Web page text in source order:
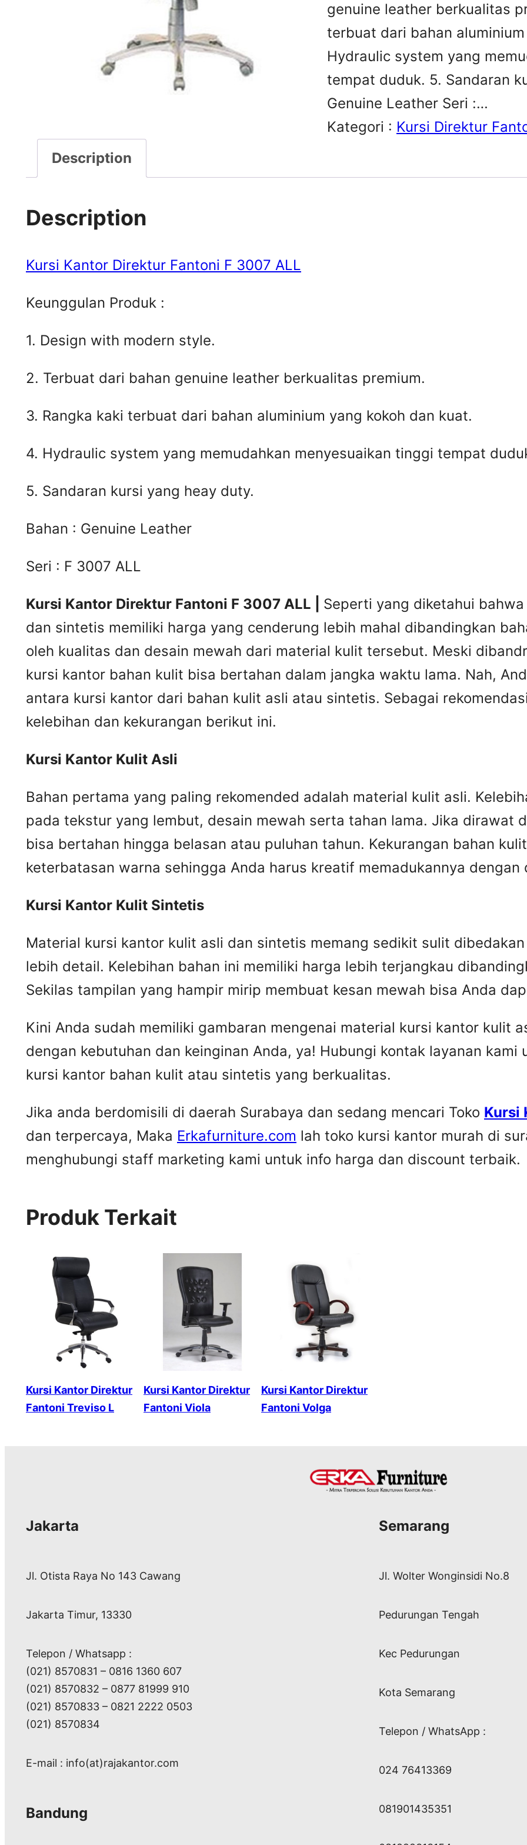
genuine leather berkualitas
terbuat dari bahan
Hydraulic system yang
tempat duduk. 5. Sandaran
Genuine Leather Seri :…
Kategori : Kursi Direktur
Description
Description
Kursi Kantor Direktur Fantoni F 3007 ALL
Keunggulan Produk :
1. Design with modern style.
2. Terbuat dari bahan genuine leather berkualitas premium.
3. Rangka kaki terbuat dari bahan aluminium yang kokoh dan kuat.
4. Hydraulic system yang memudahkan menyesuaikan tinggi tempat
5. Sandaran kursi yang heay duty.
Bahan : Genuine Leather
Seri : F 3007 ALL
Kursi Kantor Direktur Fantoni F 3007 ALL | Seperti yang diketahui
dan sintetis memiliki harga yang cenderung lebih mahal dibandingkan
oleh kualitas dan desain mewah dari material kulit tersebut. Meski
kursi kantor bahan kulit bisa bertahan dalam jangka waktu lama. Nah,
antara kursi kantor dari bahan kulit asli atau sintetis. Sebagai
kelebihan dan kekurangan berikut ini.
Kursi Kantor Kulit Asli
Bahan pertama yang paling rekomended adalah material kulit asli.
pada tekstur yang lembut, desain mewah serta tahan lama. Jika dirawat
bisa bertahan hingga belasan atau puluhan tahun. Kekurangan bahan
keterbatasan warna sehingga Anda harus kreatif memadukannya
Kursi Kantor Kulit Sintetis
Material kursi kantor kulit asli dan sintetis memang sedikit sulit
lebih detail. Kelebihan bahan ini memiliki harga lebih terjangkau
Sekilas tampilan yang hampir mirip membuat kesan mewah bisa Anda
Kini Anda sudah memiliki gambaran mengenai material kursi kantor kulit
dengan kebutuhan dan keinginan Anda, ya! Hubungi kontak layanan kami
kursi kantor bahan kulit atau sintetis yang berkualitas.
Jika anda berdomisili di daerah Surabaya dan sedang mencari Toko Kursi
dan terpercaya, Maka Erkafurniture.com lah toko kursi kantor murah di
menghubungi staff marketing kami untuk info harga dan discount terbaik.
Produk Terkait
Kursi Kantor Direktur
Fantoni Treviso L
Kursi Kantor Direktur
Fantoni Viola
Kursi Kantor Direktur
Fantoni Volga
Jakarta
Jl. Otista Raya No 143 Cawang
Jakarta Timur, 13330
Telepon / Whatsapp :
(021) 8570831 – 0816 1360 607
(021) 8570832 – 0877 81999 910
(021) 8570833 – 0821 2222 0503
(021) 8570834
E-mail : info(at)rajakantor.com
Bandung
Semarang
Jl. Wolter Wonginsidi No.8
Pedurungan Tengah
Kec Pedurungan
Kota Semarang
Telepon / WhatsApp :
024 76413369
081901435351